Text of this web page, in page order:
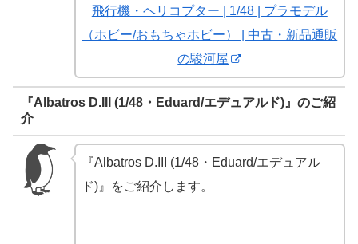
飛行機・ヘリコプター | 1/48 | プラモデル
（ホビー/おもちゃホビー） | 中古・新品通販
の駿河屋
『Albatros D.III (1/48・Eduard/エデュアルド)』のご紹
介
『Albatros D.III (1/48・Eduard/エデュアル
ド)』をご紹介します。